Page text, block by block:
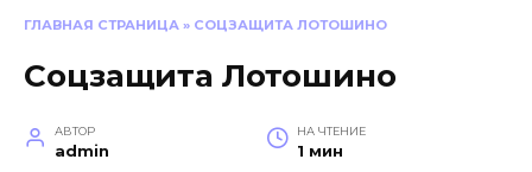
ГЛАВНАЯ СТРАНИЦА » СОЦЗАЩИТА ЛОТОШИНО
Соцзащита Лотошино
АВТОР
admin
НА ЧТЕНИЕ
1 мин